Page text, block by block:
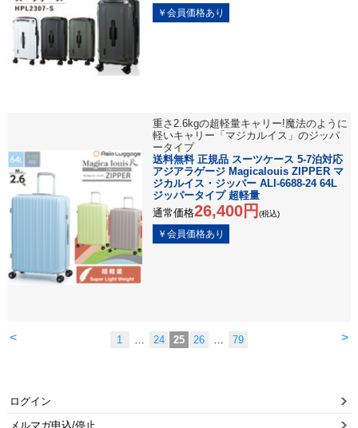
重さ2.6kgの超軽量キャリー!魔法のように
軽いキャリー「マジカルイス」のジッパ
ータイプ
送料無料 正規品 スーツケース 5-7泊対応
アジアラゲージ Magicalouis ZIPPER マ
ジカルイス・ジッパー ALI-6688-24 64L
ジッパータイプ 超軽量
通常価格26,400円 (税込)
< >
1 … 24 25 26 … 79
ログイン
メルマガ申込/停止